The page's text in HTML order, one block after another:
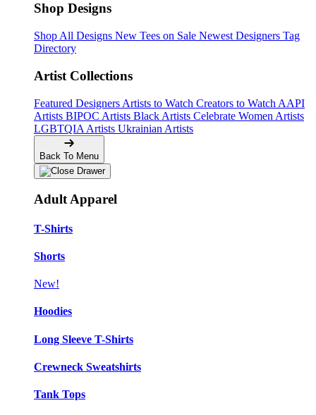
Shop Designs
Shop All Designs New Tees on Sale Newest Designers Tag
Directory
Artist Collections
Featured Designers Artists to Watch Creators to Watch AAPI
Artists BIPOC Artists Black Artists Celebrate Women Artists
LGBTQIA Artists Ukrainian Artists
Back To Menu
Adult Apparel
T-Shirts
Shorts
New!
Hoodies
Long Sleeve T-Shirts
Crewneck Sweatshirts
Tank Tops